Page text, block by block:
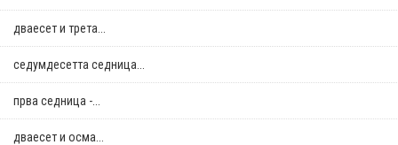
дваесет и трета...
седумдесетта седница...
прва седница -...
дваесет и осма...